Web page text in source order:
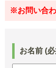
※お問い合わ
お名前 (